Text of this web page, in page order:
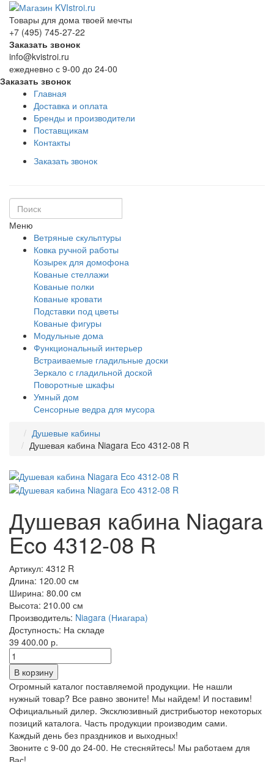
Товары для дома твоей мечты
+7 (495) 745-27-22
Заказать звонок
info@kvistroi.ru
ежедневно с 9-00 до 24-00
Заказать звонок
Главная
Доставка и оплата
Бренды и производители
Поставщикам
Контакты
Заказать звонок
Меню
Ветряные скульптуры
Ковка ручной работы
Козырек для домофона
Кованые стеллажи
Кованые полки
Кованые кровати
Подставки под цветы
Кованые фигуры
Модульные дома
Функциональный интерьер
Встраиваемые гладильные доски
Зеркало с гладильной доской
Поворотные шкафы
Умный дом
Сенсорные ведра для мусора
Душевые кабины
Душевая кабина Niagara Eco 4312-08 R
Душевая кабина Niagara
Eco 4312-08 R
Артикул: 4312 R
Длина: 120.00 см
Ширина: 80.00 см
Высота: 210.00 см
Производитель: Niagara (Ниагара)
Доступность: На складе
39 400.00 р.
Огромный каталог поставляемой продукции. Не нашли
нужный товар? Все равно звоните! Мы найдем! И поставим!
Официальный дилер. Эксклюзивный дистрибьютор некоторых
позиций каталога. Часть продукции производим сами.
Каждый день без праздников и выходных!
Звоните с 9-00 до 24-00. Не стесняйтесь! Мы работаем для
Вас!